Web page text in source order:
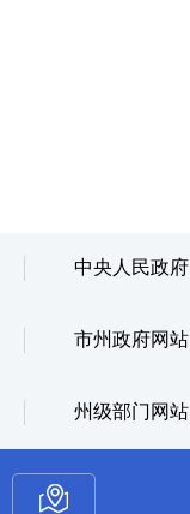
中央人民政府
市州政府网站
州级部门网站